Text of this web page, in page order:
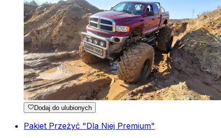
Dodaj do ulubionych
Pakiet Przeżyć "Dla Niej Premium"